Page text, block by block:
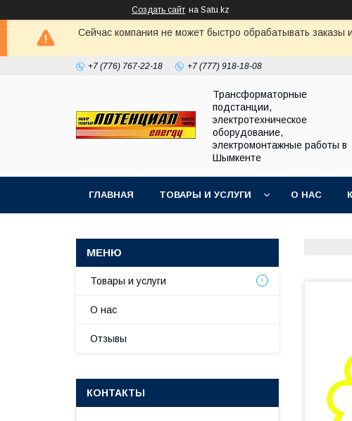
Создать сайт на Satu.kz
Сейчас компания не может быстро обрабатывать
+7 (776) 767-22-18 +7 (777) 918-18-08
Трансформаторные
подстанции,
электротехническое
оборудование,
электромонтажные работы в
Шымкенте
ГЛАВНАЯ ТОВАРЫ И УСЛУГИ О НАС
Товары и услуги
О нас
Отзывы
КОНТАКТЫ